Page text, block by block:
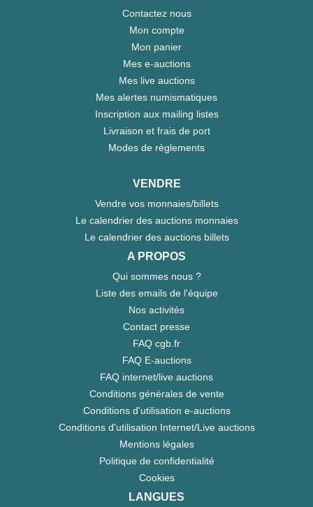
Contactez nous
Mon compte
Mon panier
Mes e-auctions
Mes live auctions
Mes alertes numismatiques
Inscription aux mailing listes
Livraison et frais de port
Modes de règlements
VENDRE
Vendre vos monnaies/billets
Le calendrier des auctions monnaies
Le calendrier des auctions billets
A PROPOS
Qui sommes nous ?
Liste des emails de l'équipe
Nos activités
Contact presse
FAQ cgb.fr
FAQ E-auctions
FAQ internet/live auctions
Conditions générales de vente
Conditions d'utilisation e-auctions
Conditions d'utilisation Internet/Live auctions
Mentions légales
Politique de confidentialité
Cookies
LANGUES